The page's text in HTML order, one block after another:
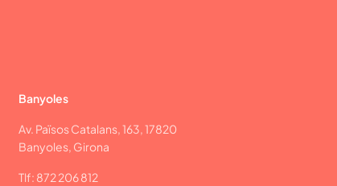
Banyoles
Av. Països Catalans, 163, 17820
Banyoles, Girona
Tlf: 872 206 812